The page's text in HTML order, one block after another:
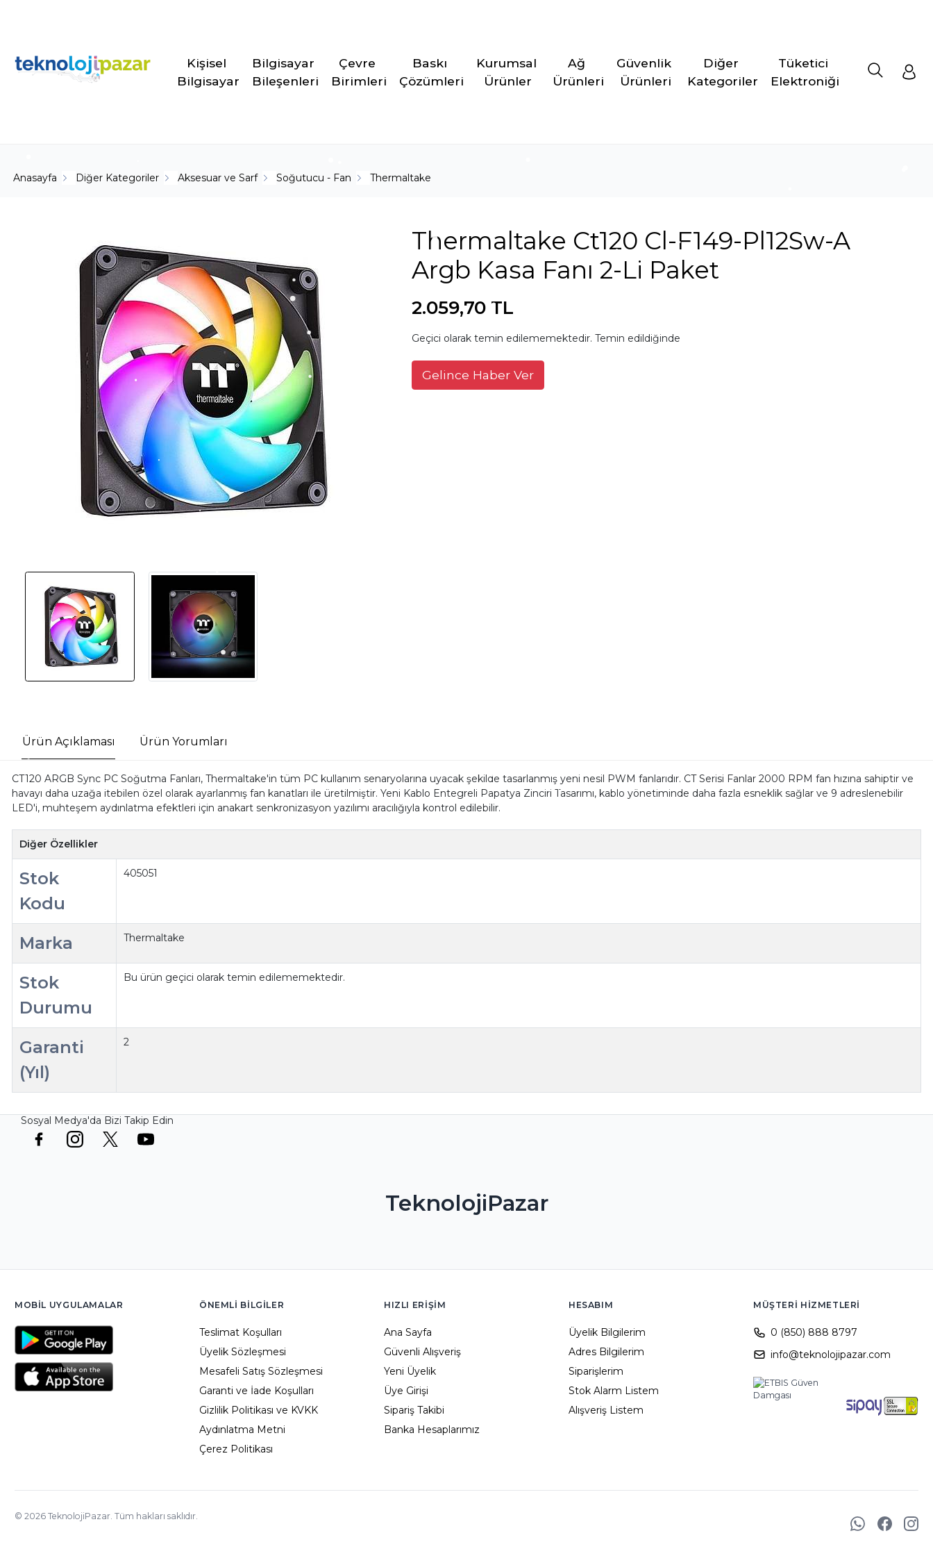
Kişisel
Bilgisayar
Bilgisayar
Bileşenleri
Çevre
Birimleri
Baskı
Çözümleri
Kurumsal
Ürünler
Ağ
Ürünleri
Güvenlik
Ürünleri
Diğer
Kategoriler
Tüketici
Elektroniği
Anasayfa Diğer Kategoriler Aksesuar ve Sarf Soğutucu - Fan Thermaltake
Thermaltake Ct120 Cl-F149-Pl12Sw-A
Argb Kasa Fanı 2-Li Paket
2.059,70 TL
Geçici olarak temin edilememektedir. Temin edildiğinde
Gelince Haber Ver
Ürün Açıklaması Ürün Yorumları
CT120 ARGB Sync PC Soğutma Fanları, Thermaltake'in tüm PC kullanım senaryolarına uyacak şekilde tasarlanmış yeni nesil PWM fanlarıdır. CT Serisi Fanlar 2000 RPM fan hızına sahiptir ve
havayı daha uzağa itebilen özel olarak ayarlanmış fan kanatları ile üretilmiştir. Yeni Kablo Entegreli Papatya Zinciri Tasarımı, kablo yönetiminde daha fazla esneklik sağlar ve 9 adreslenebilir
LED'i, muhteşem aydınlatma efektleri için anakart senkronizasyon yazılımı aracılığıyla kontrol edilebilir.
Diğer Özellikler
Stok
Kodu
405051
Marka Thermaltake
Stok
Durumu
Bu ürün geçici olarak temin edilememektedir.
Garanti
(Yıl)
2
Sosyal Medya'da Bizi Takip Edin
TeknolojiPazar
MOBIL UYGULAMALAR ÖNEMLI BILGILER
Teslimat Koşulları
Üyelik Sözleşmesi
Mesafeli Satış Sözleşmesi
Garanti ve İade Koşulları
Gizlilik Politikası ve KVKK
Aydınlatma Metni
Çerez Politikası
HIZLI ERIŞIM
Ana Sayfa
Güvenli Alışveriş
Yeni Üyelik
Üye Girişi
Sipariş Takibi
Banka Hesaplarımız
HESABIM
Üyelik Bilgilerim
Adres Bilgilerim
Siparişlerim
Stok Alarm Listem
Alışveriş Listem
MÜŞTERI HIZMETLERI
0 (850) 888 8797
info@teknolojipazar.com
© 2026 TeknolojiPazar. Tüm hakları saklıdır.